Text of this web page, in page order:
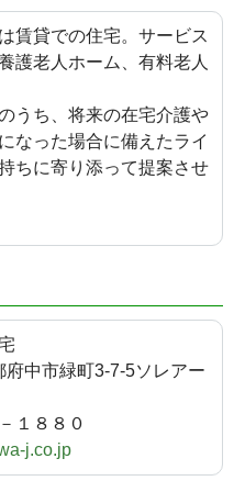
賃貸での住宅。サービス
護老人ホーム、有料老人
うち、将来の在宅介護や
なった場合に備えたライ
ちに寄り添って提案させ
中市緑町3-7-5ソレアー
１８８０
j.co.jp